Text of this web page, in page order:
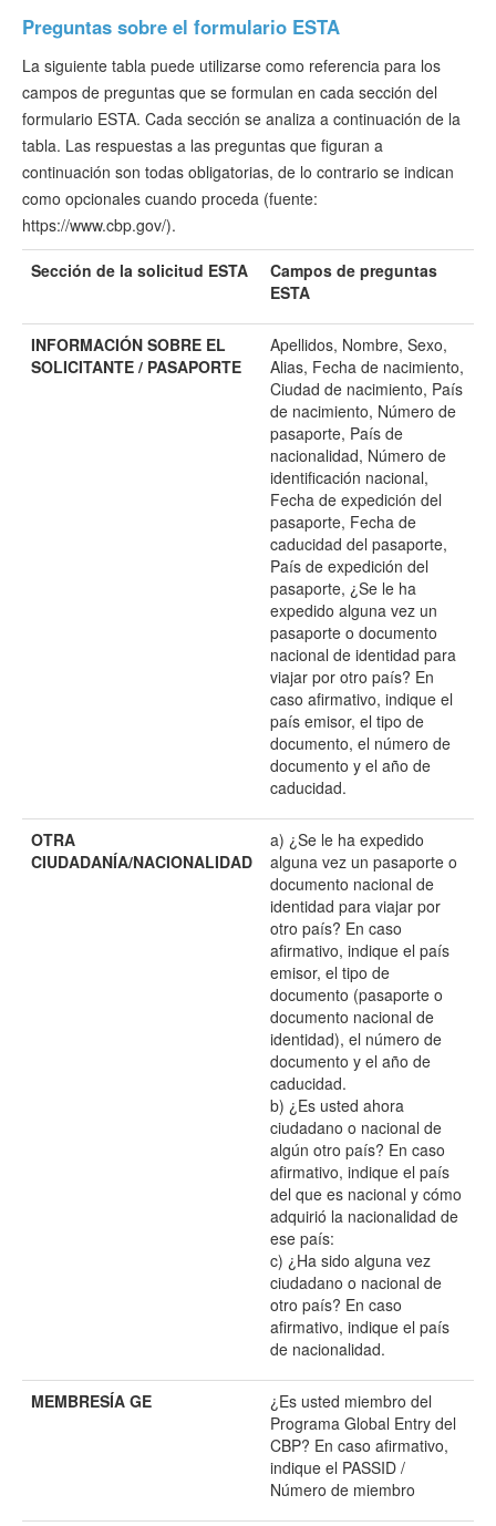
Preguntas sobre el formulario ESTA
La siguiente tabla puede utilizarse como referencia para los
campos de preguntas que se formulan en cada sección del
formulario ESTA. Cada sección se analiza a continuación de la
tabla. Las respuestas a las preguntas que figuran a
continuación son todas obligatorias, de lo contrario se indican
como opcionales cuando proceda (fuente:
https://www.cbp.gov/).
Sección de la solicitud ESTA
Campos de preguntas
ESTA
INFORMACIÓN SOBRE EL
SOLICITANTE / PASAPORTE
Apellidos, Nombre, Sexo,
Alias, Fecha de nacimiento,
Ciudad de nacimiento, País
de nacimiento, Número de
pasaporte, País de
nacionalidad, Número de
identificación nacional,
Fecha de expedición del
pasaporte, Fecha de
caducidad del pasaporte,
País de expedición del
pasaporte, ¿Se le ha
expedido alguna vez un
pasaporte o documento
nacional de identidad para
viajar por otro país? En
caso afirmativo, indique el
país emisor, el tipo de
documento, el número de
documento y el año de
caducidad.
OTRA
CIUDADANÍA/NACIONALIDAD
a) ¿Se le ha expedido
alguna vez un pasaporte o
documento nacional de
identidad para viajar por
otro país? En caso
afirmativo, indique el país
emisor, el tipo de
documento (pasaporte o
documento nacional de
identidad), el número de
documento y el año de
caducidad.
b) ¿Es usted ahora
ciudadano o nacional de
algún otro país? En caso
afirmativo, indique el país
del que es nacional y cómo
adquirió la nacionalidad de
ese país:
c) ¿Ha sido alguna vez
ciudadano o nacional de
otro país? En caso
afirmativo, indique el país
de nacionalidad.
MEMBRESÍA GE
¿Es usted miembro del
Programa Global Entry del
CBP? En caso afirmativo,
indique el PASSID /
Número de miembro